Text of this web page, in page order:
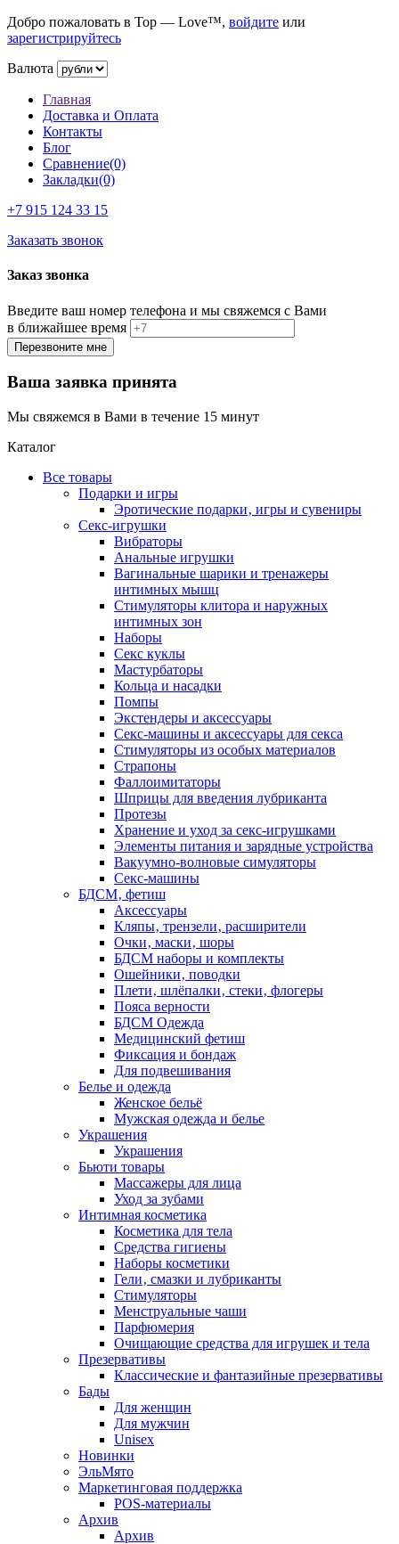
Добро пожаловать в Top — Love™, войдите или
зарегистрируйтесь
Валюта
Главная
Доставка и Оплата
Контакты
Блог
Сравнение(0)
Закладки(0)
+7 915 124 33 15
Заказать звонок
Заказ звонка
Введите ваш номер телефона и мы свяжемся с Вами
в ближайшее время
Ваша заявка принята
Мы свяжемся в Вами в течение 15 минут
Каталог
Все товары
Подарки и игры
Эротические подарки‚ игры и сувениры
Секс-игрушки
Вибраторы
Анальные игрушки
Вагинальные шарики и тренажеры
интимных мышц
Стимуляторы клитора и наружных
интимных зон
Наборы
Секс куклы
Мастурбаторы
Кольца и насадки
Помпы
Экстендеры и аксессуары
Секс-машины и аксессуары для секса
Стимуляторы из особых материалов
Страпоны
Фаллоимитаторы
Шприцы для введения лубриканта
Протезы
Хранение и уход за секс-игрушками
Элементы питания и зарядные устройства
Вакуумно-волновые симуляторы
Секс-машины
БДСМ‚ фетиш
Аксессуары
Кляпы‚ трензели‚ расширители
Очки‚ маски‚ шоры
БДСМ наборы и комплекты
Ошейники‚ поводки
Плети‚ шлёпалки‚ стеки‚ флогеры
Пояса верности
БДСМ Одежда
Медицинский фетиш
Фиксация и бондаж
Для подвешивания
Белье и одежда
Женское бельё
Мужская одежда и белье
Украшения
Украшения
Бьюти товары
Массажеры для лица
Уход за зубами
Интимная косметика
Косметика для тела
Средства гигиены
Наборы косметики
Гели‚ смазки и лубриканты
Стимуляторы
Менструальные чаши
Парфюмерия
Очищающие средства для игрушек и тела
Презервативы
Классические и фантазийные презервативы
Бады
Для женщин
Для мужчин
Unisex
Новинки
ЭльМято
Маркетинговая поддержка
POS-материалы
Архив
Архив